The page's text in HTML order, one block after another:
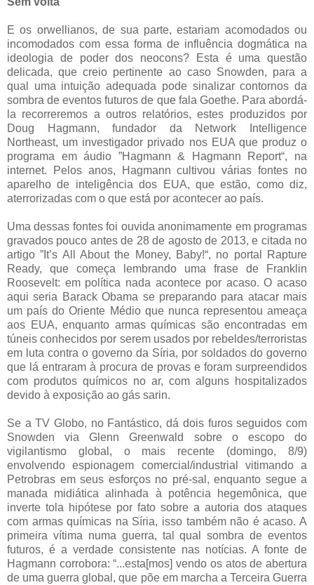
E os orwellianos, de sua parte, estariam acomodados ou
incomodados com essa forma de influência dogmática na
ideologia de poder dos neocons? Esta é uma questão
delicada, que creio pertinente ao caso Snowden, para a
qual uma intuição adequada pode sinalizar contornos da
sombra de eventos futuros de que fala Goethe. Para abordá-
la recorreremos a outros relatórios, estes produzidos por
Doug Hagmann, fundador da Network Intelligence
Northeast, um investigador privado nos EUA que produz o
programa em áudio ”Hagmann & Hagmann Report“, na
internet. Pelos anos, Hagmann cultivou várias fontes no
aparelho de inteligência dos EUA, que estão, como diz,
aterrorizadas com o que está por acontecer ao país.
Uma dessas fontes foi ouvida anonimamente em programas
gravados pouco antes de 28 de agosto de 2013, e citada no
artigo ”It’s All About the Money, Baby!“, no portal Rapture
Ready, que começa lembrando uma frase de Franklin
Roosevelt: em política nada acontece por acaso. O acaso
aqui seria Barack Obama se preparando para atacar mais
um país do Oriente Médio que nunca representou ameaça
aos EUA, enquanto armas químicas são encontradas em
túneis conhecidos por serem usados por rebeldes/terroristas
em luta contra o governo da Síria, por soldados do governo
que lá entraram à procura de provas e foram surpreendidos
com produtos químicos no ar, com alguns hospitalizados
devido à exposição ao gás sarin.
Se a TV Globo, no Fantástico, dá dois furos seguidos com
Snowden via Glenn Greenwald sobre o escopo do
vigilantismo global, o mais recente (domingo, 8/9)
envolvendo espionagem comercial/industrial vitimando a
Petrobras em seus esforços no pré-sal, enquanto segue a
manada midiática alinhada à potência hegemônica, que
inverte tola hipótese por fato sobre a autoria dos ataques
com armas químicas na Síria, isso também não é acaso. A
primeira vítima numa guerra, tal qual sombra de eventos
futuros, é a verdade consistente nas notícias. A fonte de
Hagmann corrobora: “...esta[mos] vendo os atos de abertura
de uma guerra global, que põe em marcha a Terceira Guerra